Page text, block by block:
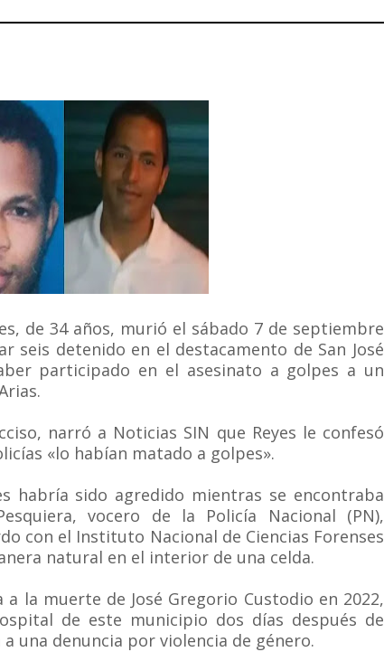
de 34 años, murió el sábado 7 de septiembre
seis detenido en el destacamento de San José
participado en el asesinato a golpes a un
narró a Noticias SIN que Reyes le confesó
«lo habían matado a golpes».
habría sido agredido mientras se encontraba
vocero de la Policía Nacional (PN),
con el Instituto Nacional de Ciencias Forenses
natural en el interior de una celda.
la muerte de José Gregorio Custodio en 2022,
de este municipio dos días después de
una denuncia por violencia de género.